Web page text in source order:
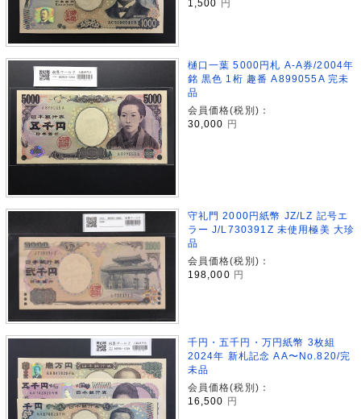
1,500 円
樋口一葉 5000円札 A-A券/2004年
銘 黒色 1桁 趣番 A899055A 完未
品
会員価格(税別)：
30,000 円
守礼門 2000円紙幣 JZ/LZ 記号エ
ラー J/L730391Z 未使用極美 大珍
品
会員価格(税別)：
198,000 円
千円・五千円・万円紙幣 3枚組
2024年 新札記念 AA〜No.820/完
未品
会員価格(税別)：
16,500
円